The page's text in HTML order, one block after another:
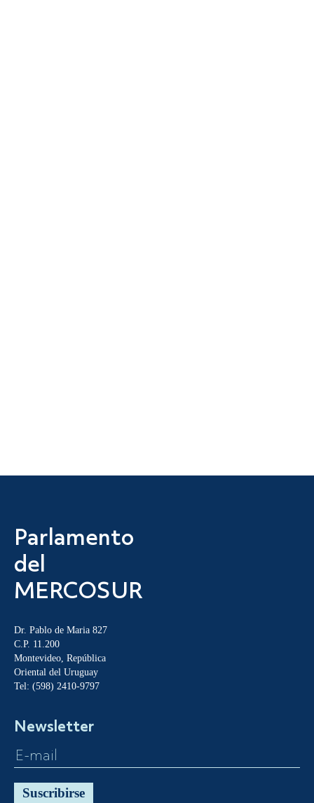
Parlamento
del
MERCOSUR
Dr. Pablo de Maria 827
C.P. 11.200
Montevideo, República
Oriental del Uruguay
Tel: (598) 2410-9797
Newsletter
Suscribirse